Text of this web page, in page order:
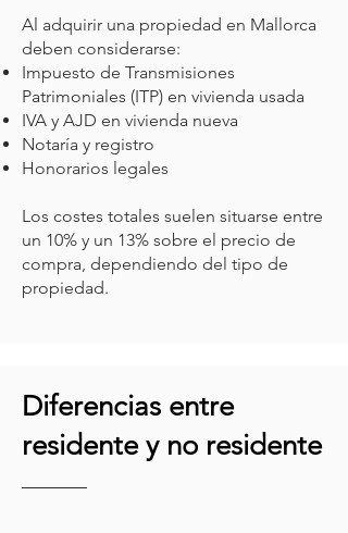
Al adquirir una propiedad en Mallorca
deben considerarse:
Impuesto de Transmisiones
Patrimoniales (ITP) en vivienda usada
IVA y AJD en vivienda nueva
Notaría y registro
Honorarios legales
Los costes totales suelen situarse entre
un 10% y un 13% sobre el precio de
compra, dependiendo del tipo de
propiedad.
Diferencias entre
residente y no residente